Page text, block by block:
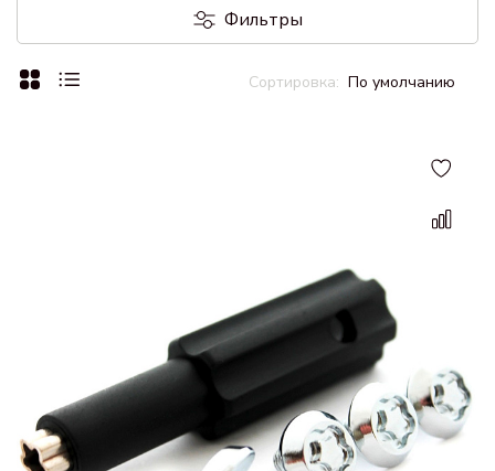
Фильтры
По умолчанию